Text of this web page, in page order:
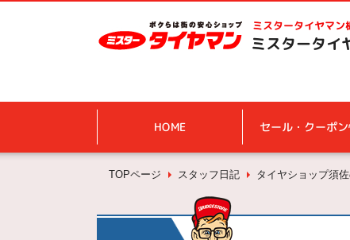
ミスタータイヤマン
ミスタータイ
HOME セール・クーポ
TOPページ スタッフ日記 タイヤショップ須